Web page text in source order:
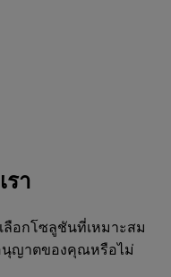
รา
ลือกโซลูชันที่เหมาะสม
นุญาตของคุณหรือไม่